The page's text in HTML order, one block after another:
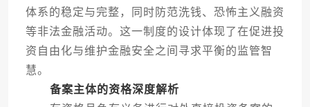
体系的稳定与完整，同时防范洗钱、恐怖主义融资
等非法金融活动。这一制度的设计体现了在促进投
资自由化与维护金融安全之间寻求平衡的监管智
慧。
备案主体的资格深度解析